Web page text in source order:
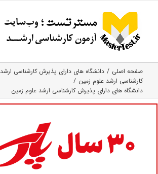
content
صفحه اصلی
دانشگاه های دارای پذیرش کارشناسی ارشد
کارشناسی ارشد علوم زمین
دانشگاه های دارای پذیرش کارشناسی ارشد علوم زمین